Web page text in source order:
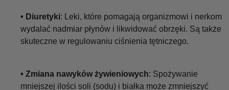
• Diuretyki: Leki, które pomagają organizmowi i nerkom
wydalać nadmiar płynów i likwidować obrzęki. Są także
skuteczne w regulowaniu ciśnienia tętniczego.
• Zmiana nawyków żywieniowych: Spożywanie
mniejszej ilości soli (sodu) i białka może zmniejszyć